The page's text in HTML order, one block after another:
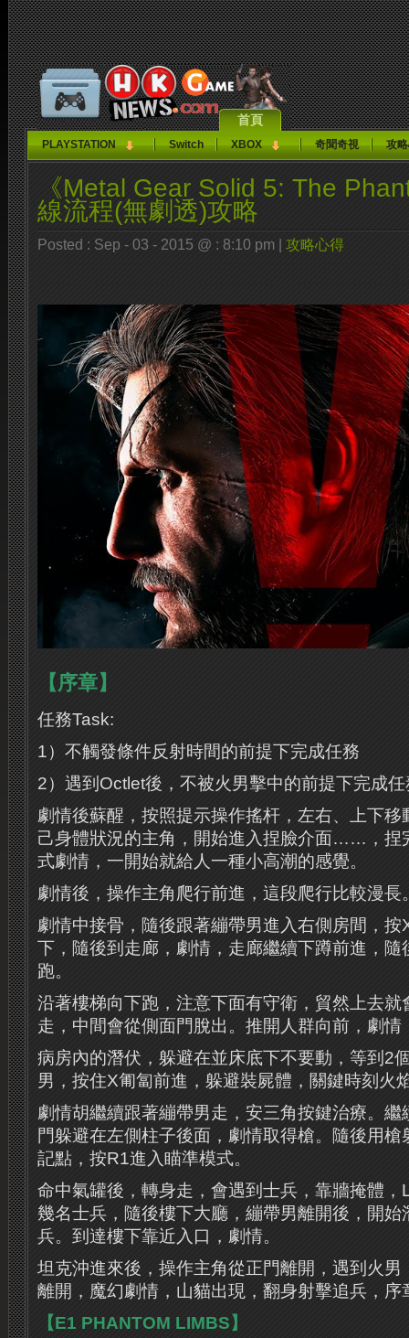
首頁
PLAYSTATION Switch XBOX 奇聞奇視 攻
《Metal Gear Solid 5: The
線流程(無劇透)攻略
Posted : Sep - 03 - 2015 @ : 8:10 pm | 攻略心得
【序章】
任務Task:
1）不觸發條件反射時間的前提下完成任務
2）遇到Octlet後，不被火男擊中的前提下完成任
劇情後蘇醒，按照提示操作搖杆，左右、上下
己身體狀況的主角，開始進入捏臉介面……，捏
式劇情，一開始就給人一種小高潮的感覺。
劇情後，操作主角爬行前進，這段爬行比較漫長
劇情中接骨，隨後跟著繃帶男進入右側房間，
下，隨後到走廊，劇情，走廊繼續下蹲前進，隨
跑。
沿著樓梯向下跑，注意下面有守衛，貿然上去就
走，中間會從側面門脫出。推開人群向前，劇情
病房內的潛伏，躲避在並床底下不要動，等到2
男，按住X匍匐前進，躲避裝屍體，關鍵時刻火
劇情胡繼續跟著繃帶男走，安三角按鍵治療。
門躲避在左側柱子後面，劇情取得槍。隨後用
記點，按R1進入瞄準模式。
命中氣罐後，轉身走，會遇到士兵，靠牆掩體
幾名士兵，隨後樓下大廳，繃帶男離開後，開始
兵。到達樓下靠近入口，劇情。
坦克沖進來後，操作主角從正門離開，遇到火男
離開，魔幻劇情，山貓出現，翻身射擊追兵，序
【E1 PHANTOM LIMBS】